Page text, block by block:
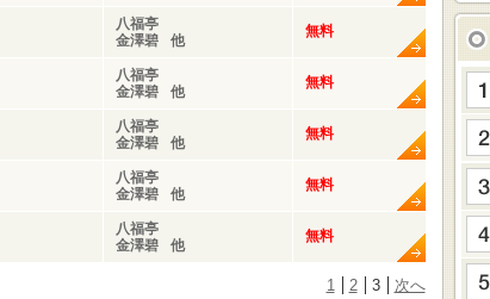
八福亭
金澤碧
他
無料
八福亭
金澤碧
他
無料
八福亭
金澤碧
他
無料
八福亭
金澤碧
他
無料
八福亭
金澤碧
他
無料
1 2 3 次へ